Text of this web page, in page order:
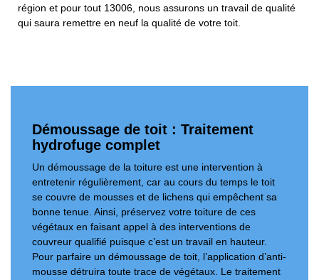
région et pour tout 13006, nous assurons un travail de qualité
qui saura remettre en neuf la qualité de votre toit.
Démoussage de toit : Traitement
hydrofuge complet
Un démoussage de la toiture est une intervention à
entretenir régulièrement, car au cours du temps le toit
se couvre de mousses et de lichens qui empêchent sa
bonne tenue. Ainsi, préservez votre toiture de ces
végétaux en faisant appel à des interventions de
couvreur qualifié puisque c’est un travail en hauteur.
Pour parfaire un démoussage de toit, l’application d’anti-
mousse détruira toute trace de végétaux. Le traitement